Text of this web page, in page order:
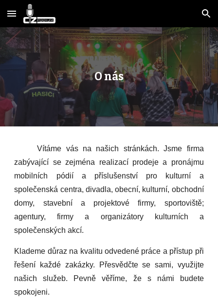
Skip to main content Skip to navigation
O nás
Vítáme vás na našich stránkách. Jsme firma
zabývající se zejména realizací prodeje a pronájmu
mobilních pódií a příslušenství pro kulturní a
společenská centra, divadla, obecní, kulturní, obchodní
domy, stavební a projektové firmy, sportoviště;
agentury, firmy a organizátory kulturních a
společenských akcí.
Klademe důraz na kvalitu odvedené práce a přístup při
řešení každé zakázky. Přesvědčte se sami, využijte
našich služeb. Pevně věříme, že s námi budete
spokojeni.